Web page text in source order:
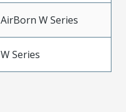
AirBorn W Series
W Series